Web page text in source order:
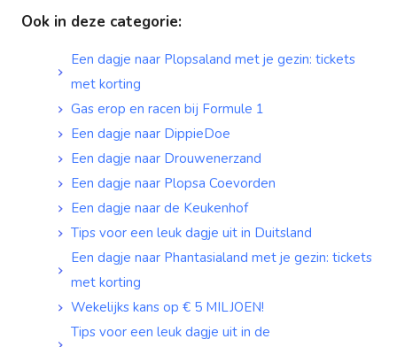
Ook in deze categorie:
Een dagje naar Plopsaland met je gezin: tickets
met korting
Gas erop en racen bij Formule 1
Een dagje naar DippieDoe
Een dagje naar Drouwenerzand
Een dagje naar Plopsa Coevorden
Een dagje naar de Keukenhof
Tips voor een leuk dagje uit in Duitsland
Een dagje naar Phantasialand met je gezin: tickets
met korting
Wekelijks kans op € 5 MILJOEN!
Tips voor een leuk dagje uit in de